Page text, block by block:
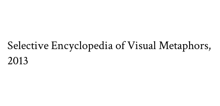
Selective Encyclopedia of Visual Metaphors,
2013